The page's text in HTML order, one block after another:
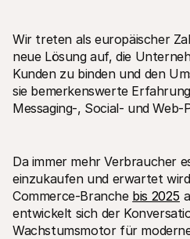
Sehen Sie sich unsere Preise an
Über uns
Unsere Story und Werte
News
Lesen Sie aktuelle Mollie-
Neuigkeiten
Für Endkunden
Warum steht Mollie auf Ihrem
Für Mollie-Händler
Kontaktieren Sie unseren
Sales-Team kontaktieren
Erfahren Sie, wie wir Ihrem
Wir treten als europäischer
neue Lösung auf, die
Kunden zu binden und den
sie bemerkenswerte
Messaging-, Social- und
Da immer mehr Verbraucher
einzukaufen und erwartet
Commerce-Branche bis 2025
entwickelt sich der
Wachstumsmotor für